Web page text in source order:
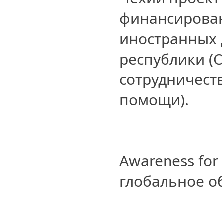
республики
помощи).
Awareness
глобальное